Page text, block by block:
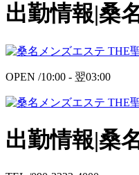
出勤情報|桑
OPEN /10:00 - 翌03:00
出勤情報|桑